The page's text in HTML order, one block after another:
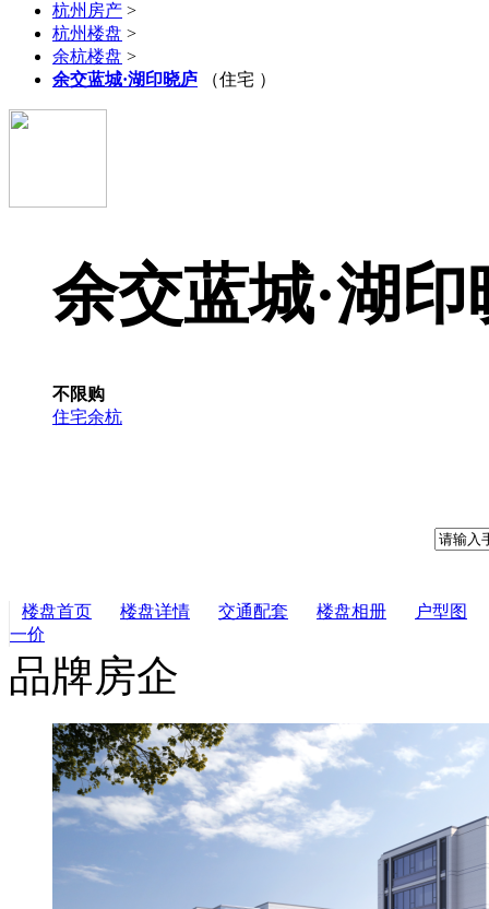
杭州房产 >
杭州楼盘 >
余杭楼盘 >
余交蓝城·湖印晓庐 （住宅 ）
余交蓝城·湖印
不限购
住宅余杭
楼盘首页 楼盘详情 交通配套 楼盘相册
户型图
一价
品牌房企